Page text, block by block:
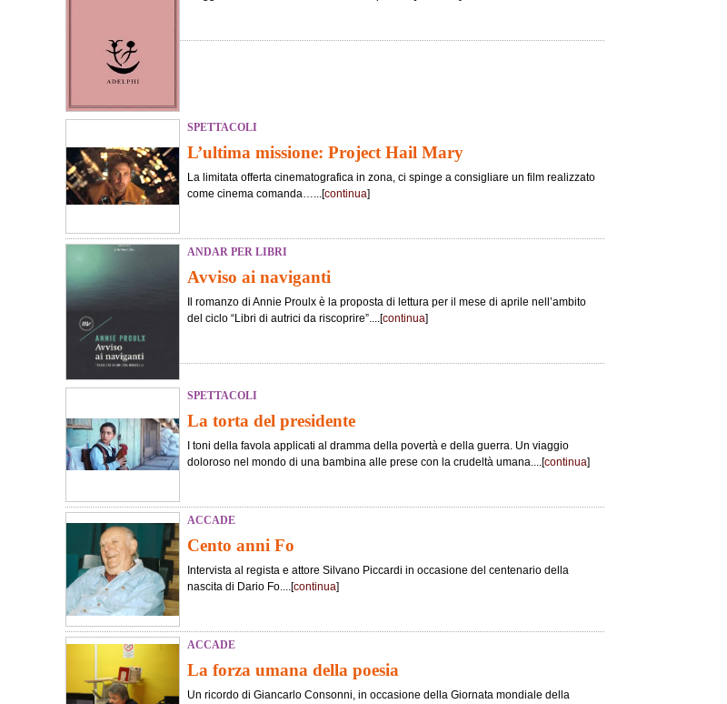
SPETTACOLI
L’ultima missione: Project Hail Mary
La limitata offerta cinematografica in zona, ci spinge a consigliare un film realizzato
come cinema comanda…...[continua]
ANDAR PER LIBRI
Avviso ai naviganti
Il romanzo di Annie Proulx è la proposta di lettura per il mese di aprile nell’ambito
del ciclo “Libri di autrici da riscoprire”....[continua]
SPETTACOLI
La torta del presidente
I toni della favola applicati al dramma della povertà e della guerra. Un viaggio
doloroso nel mondo di una bambina alle prese con la crudeltà umana....[continua]
ACCADE
Cento anni Fo
Intervista al regista e attore Silvano Piccardi in occasione del centenario della
nascita di Dario Fo....[continua]
ACCADE
La forza umana della poesia
Un ricordo di Giancarlo Consonni, in occasione della Giornata mondiale della